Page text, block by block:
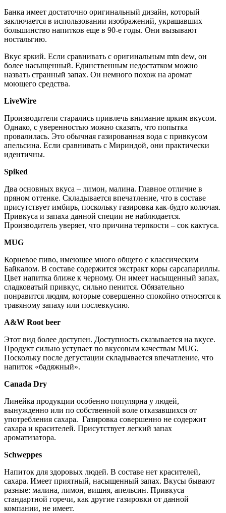
Банка имеет достаточно оригинальный дизайн, который
заключается в использовании изображений, украшавших
большинство напитков еще в 90-е годы. Они вызывают
ностальгию.
Вкус яркий. Если сравнивать с оригинальным mtn dew, он
более насыщенный. Единственным недостатком можно
назвать странный запах. Он немного похож на аромат
моющего средства.
LiveWire
Производители старались привлечь внимание ярким вкусом.
Однако, с уверенностью можно сказать, что попытка
провалилась. Это обычная газированная вода с привкусом
апельсина. Если сравнивать с Мириндой, они практически
идентичны.
Spiked
Два основных вкуса – лимон, малина. Главное отличие в
пряном оттенке. Складывается впечатление, что в составе
присутствует имбирь, поскольку газировка как-будто колючая.
Привкуса и запаха данной специи не наблюдается.
Производитель уверяет, что причина терпкости – сок кактуса.
MUG
Корневое пиво, имеющее много общего с классическим
Байкалом. В составе содержится экстракт коры сарсапариллы.
Цвет напитка ближе к черному. Он имеет насыщенный запах,
сладковатый привкус, сильно пенится. Обязательно
понравится людям, которые совершенно спокойно относятся к
травяному запаху или послевкусию.
A&W Root beer
Этот вид более доступен. Доступность сказывается на вкусе.
Продукт сильно уступает по вкусовым качествам MUG.
Поскольку после дегустации складывается впечатление, что
напиток «бадяжный».
Canada Dry
Линейка продукции особенно популярна у людей,
вынужденно или по собственной воле отказавшихся от
употребления сахара. Газировка совершенно не содержит
сахара и красителей. Присутствует легкий запах
ароматизатора.
Schweppes
Напиток для здоровых людей. В составе нет красителей,
сахара. Имеет приятный, насыщенный запах. Вкусы бывают
разные: малина, лимон, вишня, апельсин. Привкуса
стандартной горечи, как другие газировки от данной
компании, не имеет.